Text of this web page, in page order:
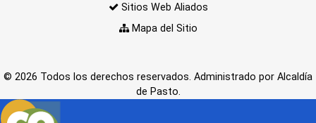
Sitios Web Aliados
Mapa del Sitio
© 2026 Todos los derechos reservados. Administrado por Alcaldía
de Pasto.